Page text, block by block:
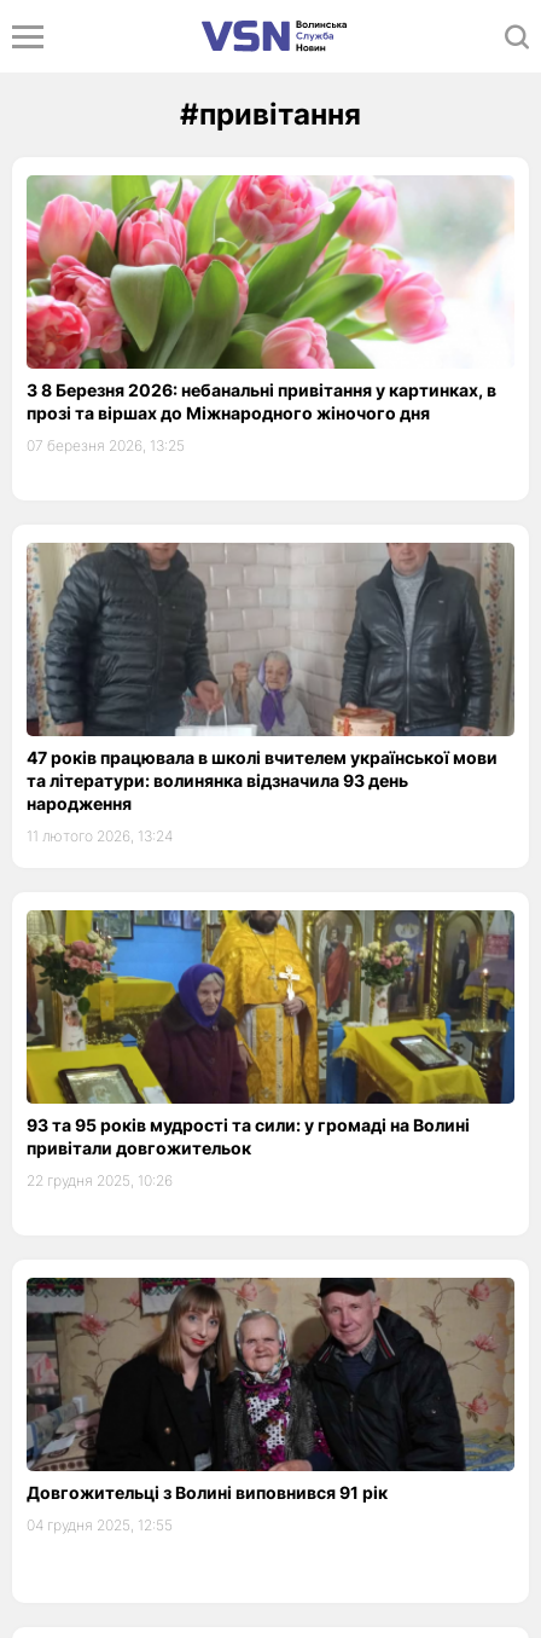
#привітання
З 8 Березня 2026: небанальні привітання у картинках, в
прозі та віршах до Міжнародного жіночого дня
07 березня 2026, 13:25
47 років працювала в школі вчителем української мови
та літератури: волинянка відзначила 93 день
народження
11 лютого 2026, 13:24
93 та 95 років мудрості та сили: у громаді на Волині
привітали довгожительок
22 грудня 2025, 10:26
Довгожительці з Волині виповнився 91 рік
04 грудня 2025, 12:55